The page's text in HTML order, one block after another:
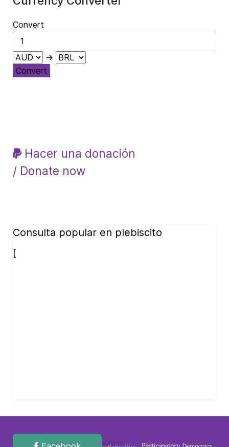
Convert
→
Convert
Hacer una donación
/ Donate now
Consulta popular en plebiscito
[